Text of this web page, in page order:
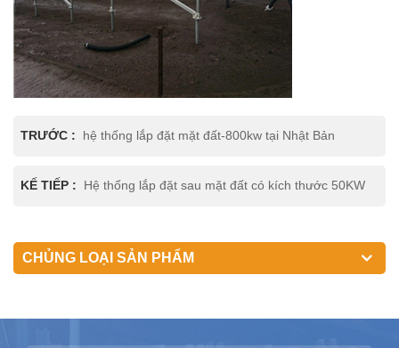
TRƯỚC : hệ thống lắp đặt mặt đất-800kw tại Nhật Bản
KẾ TIẾP : Hệ thống lắp đặt sau mặt đất có kích thước 50KW
CHỦNG LOẠI SẢN PHẨM